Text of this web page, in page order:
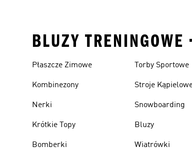
BLUZY
Płaszcze Zimowe
Kombinezony
Nerki
Krótkie Topy
Bomberki
Torby Sportowe
Stroje
Snowboarding
Bluzy
Wiatrówki